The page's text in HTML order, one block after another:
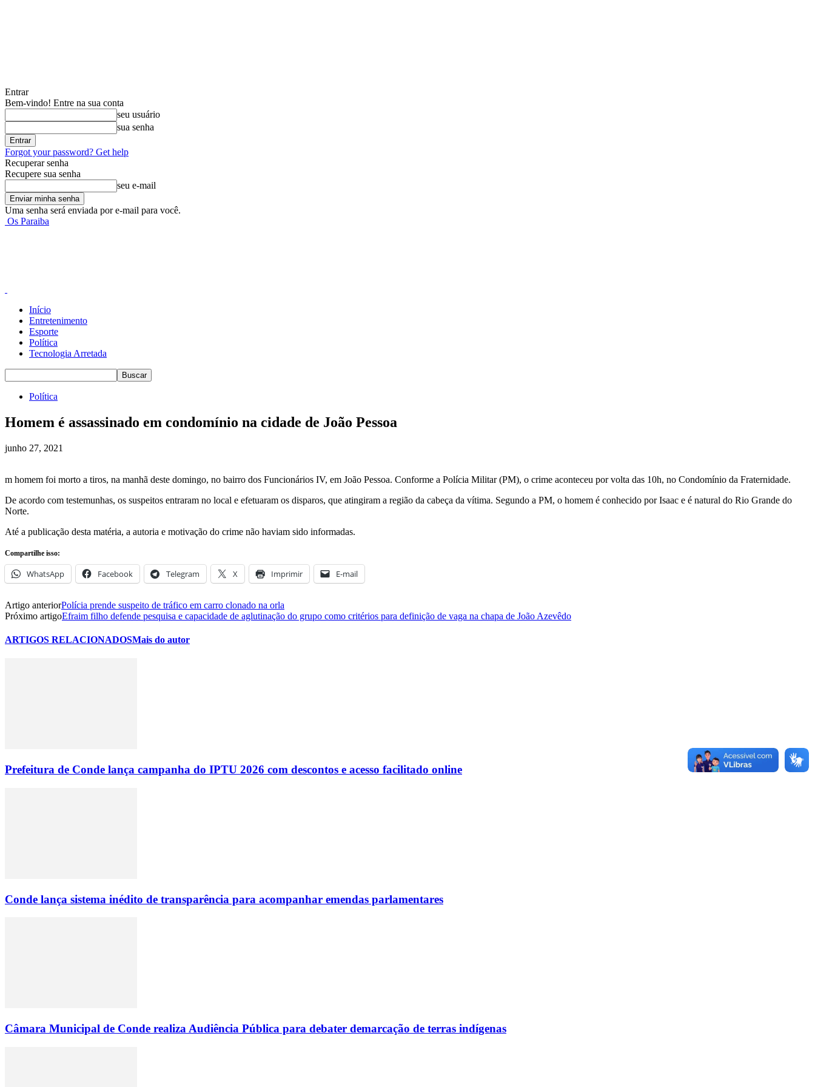
Entrar
Bem-vindo! Entre na sua conta
seu usuário
sua senha
Forgot your password? Get help
Recuperar senha
Recupere sua senha
seu e-mail
Uma senha será enviada por e-mail para você.
Os Paraiba
Início
Entretenimento
Esporte
Política
Tecnologia Arretada
Política
Homem é assassinado em condomínio na cidade de João Pessoa
junho 27, 2021
m homem foi morto a tiros, na manhã deste domingo, no bairro dos Funcionários IV, em João Pessoa. Conforme a Polícia Militar (PM), o crime aconteceu por volta das 10h, no Condomínio da Fraternidade.
De acordo com testemunhas, os suspeitos entraram no local e efetuaram os disparos, que atingiram a região da cabeça da vítima. Segundo a PM, o homem é conhecido por Isaac e é natural do Rio Grande do
Norte.
Até a publicação desta matéria, a autoria e motivação do crime não haviam sido informadas.
Compartilhe isso:
WhatsApp Facebook Telegram X Imprimir E-mail
Artigo anteriorPolícia prende suspeito de tráfico em carro clonado na orla
Próximo artigoEfraim filho defende pesquisa e capacidade de aglutinação do grupo como critérios para definição de vaga na chapa de João Azevêdo
ARTIGOS RELACIONADOSMais do autor
Prefeitura de Conde lança campanha do IPTU 2026 com descontos e acesso facilitado online
Conde lança sistema inédito de transparência para acompanhar emendas parlamentares
Câmara Municipal de Conde realiza Audiência Pública para debater demarcação de terras indígenas